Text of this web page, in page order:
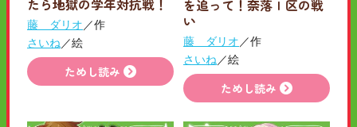
たら地獄の学年対抗戦！
藤 ダリオ ／作
さいね ／絵
ためし読み
を追って！奈落Ｉ区の戦
い
藤 ダリオ ／作
さいね ／絵
ためし読み